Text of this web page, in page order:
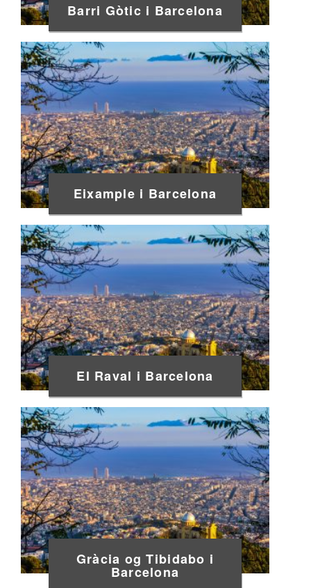
Barri Gòtic i Barcelona
Eixample i Barcelona
El Raval i Barcelona
Gràcia og Tibidabo i
Barcelona